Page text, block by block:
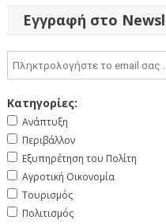
Εγγραφή στο
Κατηγορίες:
Ανάπτυξη
Περιβάλλον
Εξυπηρέτηση του Πολίτη
Αγροτική Οικονομία
Τουρισμός
Πολιτισμός